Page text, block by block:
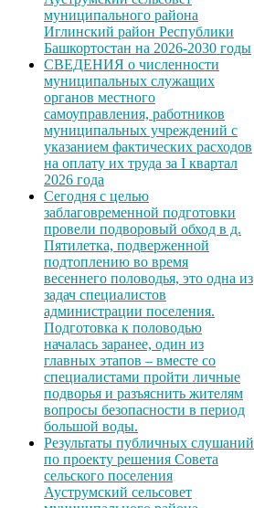
муниципального района
Иглинский район Республики
Башкортостан на 2026-2030 годы
СВЕДЕНИЯ о численности
муниципальных служащих
органов местного
самоуправления, работников
муниципальных учреждений с
указанием фактических расходов
на оплату их труда за I квартал
2026 года
Сегодня с целью
заблаговременной подготовки
провели подворовый обход в д.
Пятилетка, подверженной
подтоплению во время
весеннего половодья, это одна из
задач специалистов
администрации поселения.
Подготовка к половодью
началась заранее, один из
главных этапов – вместе со
специалистами пройти личные
подворья и разъяснить жителям
вопросы безопасности в период
большой воды.
Результаты публичных слушаний
по проекту решения Совета
сельского поселения
Ауструмский сельсовет